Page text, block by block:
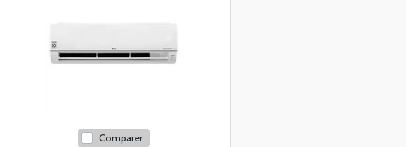
Comparer